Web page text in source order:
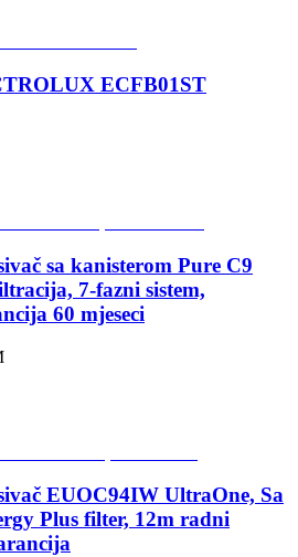
ECFB01ST
sa kanisterom Pure C9
7-fazni sistem,
60 mjeseci
EUOC94IW UltraOne, Sa
Plus filter, 12m radni